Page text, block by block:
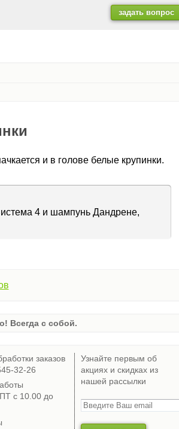
и в голове белые крупинки.
4 и шампунь Дандрене,
Всегда с собой.
заказов
32-26
с 10.00 до
Узнайте первым об
акциях и скидках из
нашей рассылки